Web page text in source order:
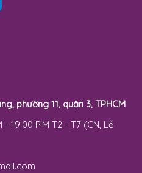
phường 11, quận 3, TPHCM
19:00 P.M T2 - T7 (CN, Lễ